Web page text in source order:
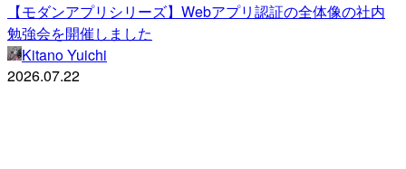
【モダンアプリシリーズ】Webアプリ認証の全体像の社内
勉強会を開催しました
Kitano Yuichi
2026.07.22